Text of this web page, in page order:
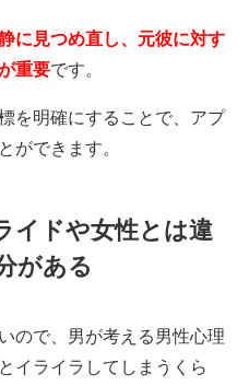
に見つめ直し、元彼に対す
重要です。
を明確にすることで、アプ
ができます。
イドや女性とは違
がある
ので、男が考える男性心理
イライラしてしまうくら